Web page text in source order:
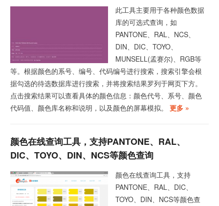
此工具主要用于各种颜色数据
库的可选式查询，如
PANTONE、RAL、NCS、
DIN、DIC、TOYO、
MUNSELL(孟赛尔)、RGB等
等。根据颜色的系号、编号、代码编号进行搜索，搜索引擎会根
据勾选的待选数据库进行搜索，并将搜索结果罗列于网页下方。
点击搜索结果可以查看具体的颜色信息：颜色代号、系号、颜色
代码值、颜色库名称和说明，以及颜色的屏幕模拟。
更多 »
颜色在线查询工具，支持PANTONE、RAL、
DIC、TOYO、DIN、NCS等颜色查询
颜色在线查询工具，支持
PANTONE、RAL、DIC、
TOYO、DIN、NCS等颜色查